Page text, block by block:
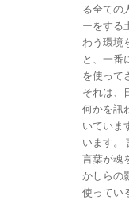
る全ての
ーをする
わう環境
と、一番
を使って
それは、
何かを訊
いていま
います。
言葉が魂
かしらの
使ってい